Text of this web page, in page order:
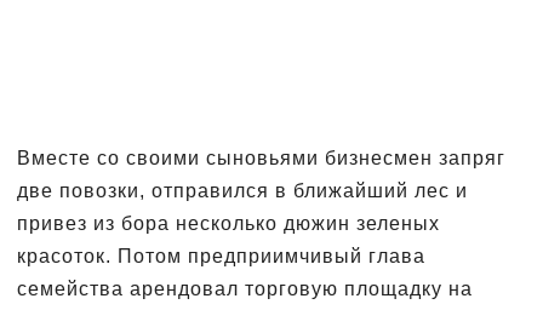
Вместе со своими сыновьями бизнесмен запряг
две повозки, отправился в ближайший лес и
привез из бора несколько дюжин зеленых
красоток. Потом предприимчивый глава
семейства арендовал торговую площадку на